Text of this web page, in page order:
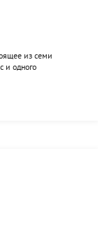
из семи
и одного
в пяти минутах
рядом со
Питание в кафе на